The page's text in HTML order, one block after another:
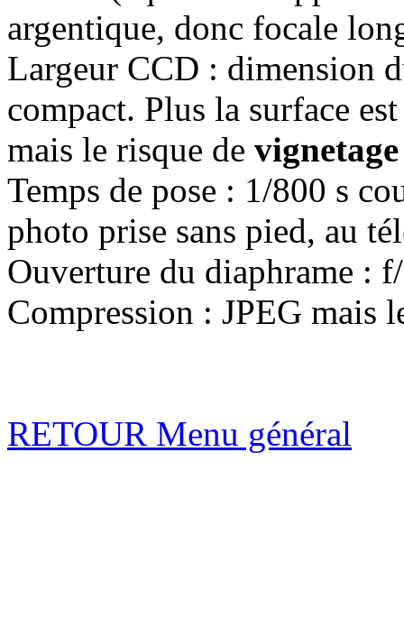
argentique, donc focale
Largeur CCD : dimension
compact. Plus la surface
mais le risque de vignetage
Temps de pose : 1/800 s
photo prise sans pied, au
Ouverture du diaphrame :
Compression : JPEG mais
RETOUR Menu général